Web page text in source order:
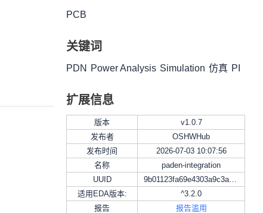
PCB
关键词
PDN Power Analysis Simulation 仿真 PI
扩展信息
版本 v1.0.7
发布者
OSHWHub
发布时间
2026-07-03 10:07:56
名称
paden-integration
UUID
9b01123fa69e4303a9c3a560ce5bb31b
适用EDA版本:
^3.2.0
报告
报告滥用